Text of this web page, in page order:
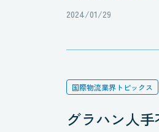
2024/01/29
国際物流業界トピックス
グラハン人